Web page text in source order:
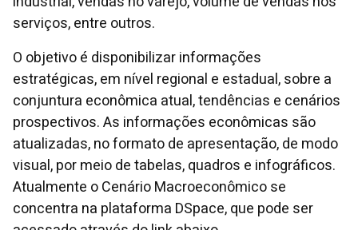
serviços, entre outros.
O objetivo é disponibilizar informações
estratégicas, em nível regional e estadual, sobre a
conjuntura econômica atual, tendências e cenários
prospectivos. As informações econômicas são
atualizadas, no formato de apresentação, de modo
visual, por meio de tabelas, quadros e infográficos.
Atualmente o Cenário Macroeconômico se
concentra na plataforma DSpace, que pode ser